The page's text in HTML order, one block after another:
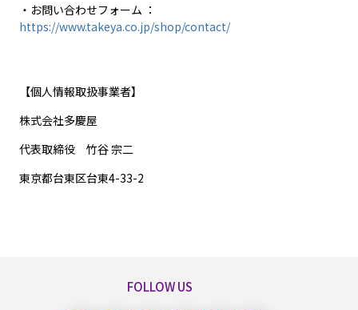
・お問い合わせフォーム ：
https://www.takeya.co.jp/shop/contact/
【個人情報取扱事業者】
株式会社多慶屋
代表取締役 竹谷 宗二
東京都台東区台東4-33-2
FOLLOW US